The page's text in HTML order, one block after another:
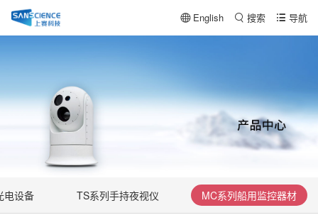
English 搜索 导航
电设备 TS系列手持夜视仪 MC系列船用监控器材